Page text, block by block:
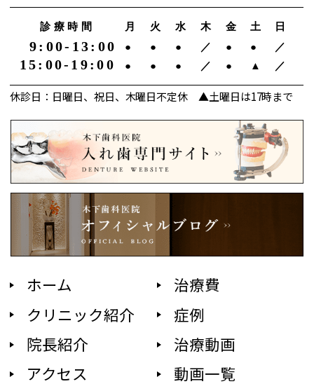
診療時間 月 火 水 木 金 土 日
9:00-13:00 ● ● ● ／ ● ● ／
15:00-19:00 ● ● ● ／ ● ▲ ／
休診日：日曜日、祝日、木曜日不定休 ▲土曜日は17時まで
ホーム
クリニック紹介
院長紹介
アクセス
治療費
症例
治療動画
動画一覧